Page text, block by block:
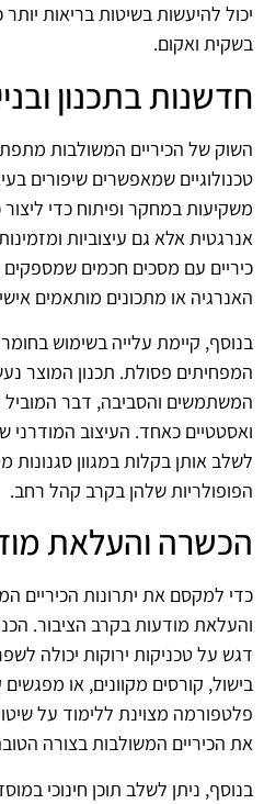
יכול להיעשות בשיטות בריאות יותר
בשקית ואקום.
חדשנות בתכנון
השוק של הכיריים המשולבות
טכנולוגיים שמאפשרים שיפורים
משקיעות במחקר ופיתוח כדי ליצור
אנרגטית אלא גם עיצוביות
כיריים עם מסכים חכמים
האנרגיה או מתכונים מותאמים
בנוסף, קיימת עלייה בשימוש
המפחיתים פסולת. תכנון המוצר
המשתמשים והסביבה, דבר המוביל
ואסטטיים כאחד. העיצוב
לשלב אותן בקלות במגוון
הפופולריות שלהן בקרב קהל רחב.
הכשרה והעלאת
כדי למקסם את יתרונות הכיריים
והעלאת מודעות בקרב הציבור.
דגש על טכניקות ירוקות יכולה
בישול, קורסים מקוונים, או מפגשים
פלטפורמה מצוינת ללימוד על
את הכיריים המשולבות בצורה
בנוסף, ניתן לשלב תוכן חינוכי